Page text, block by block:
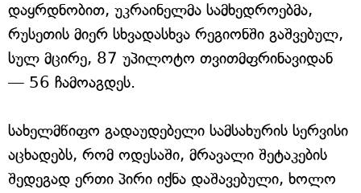
დაყრდნობით, უკრაინელმა სამხედროებმა,
რუსეთის მიერ სხვადასხვა რეგიონში გაშვებულ,
სულ მცირე, 87 უპილოტო თვითმფრინავიდან
— 56 ჩამოაგდეს.
სახელმწიფო გადაუდებელი სამსახურის სერვისი
აცხადებს, რომ ოდესაში, მრავალი შეტაკების
შედეგად ერთი პირი იქნა დაშავებული, ხოლო